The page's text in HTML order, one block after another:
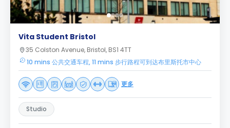
Vita Student Bristol
35 Colston Avenue, Bristol, BS1 4TT
10 mins 公共交通车程, 11 mins 步行路程可到达布里斯托市中心
更多
Studio